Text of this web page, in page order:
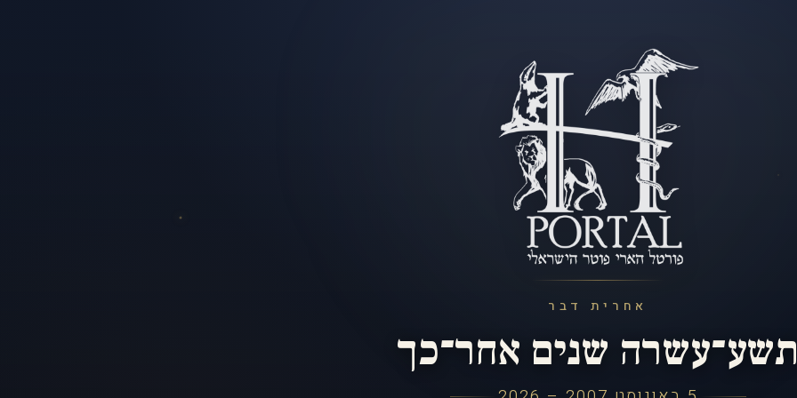
אחרית דבר
שנים אחר־כך